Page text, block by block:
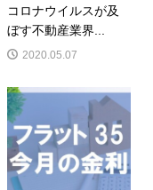
コロナウイルスが及
ぼす不動産業界...
2020.05.07